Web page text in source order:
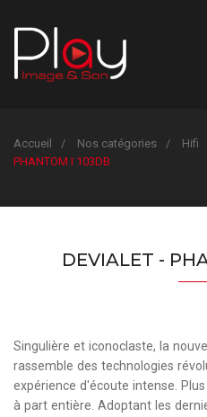
Accueil Nos catégories Hifi
PHANTOM I 103DB
DEVIALET -
Singulière et iconoclaste, la
rassemble des technologies
expérience d'écoute intense.
à part entière. Adoptant les